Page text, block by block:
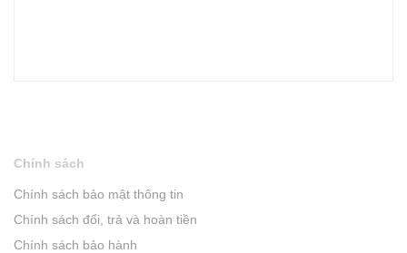
Chính sách
Chính sách bảo mật thông tin
Chính sách đổi, trả và hoàn tiền
Chính sách bảo hành